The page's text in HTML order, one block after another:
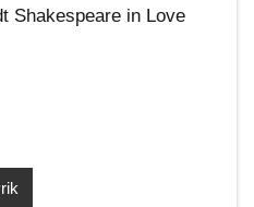
Shakespeare in Love